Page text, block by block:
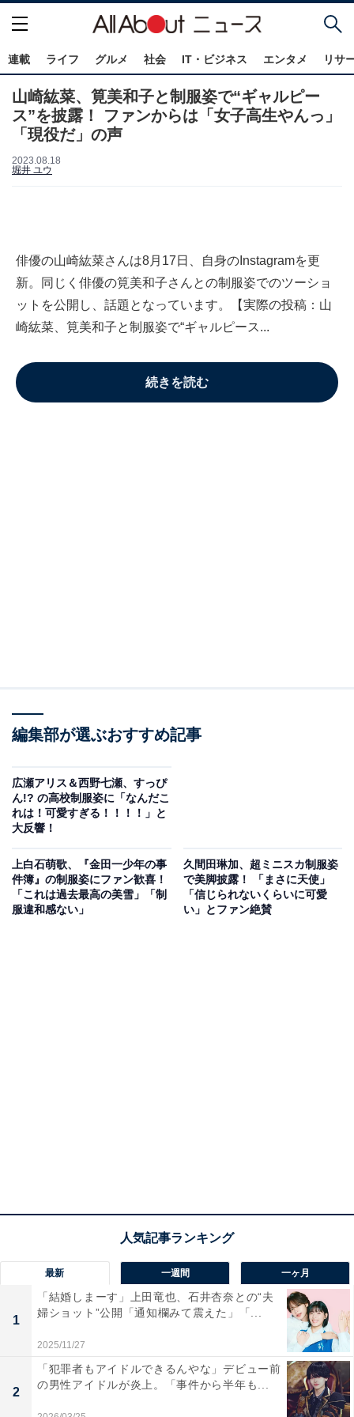
連載 ライフ グルメ 社会 IT・ビジネス エンタメ リサ
山崎紘菜、筧美和子と制服姿で“ギャルピー
ス”を披露！ ファンからは「女子高生やんっ」
「現役だ」の声
2023.08.18
堀井 ユウ
俳優の山崎紘菜さんは8月17日、自身のInstagramを更
新。同じく俳優の筧美和子さんとの制服姿でのツーショ
ットを公開し、話題となっています。【実際の投稿：山
崎紘菜、筧美和子と制服姿で“ギャルピース...
続きを読む
編集部が選ぶおすすめ記事
広瀬アリス＆西野七瀬、すっぴ
ん!? の高校制服姿に「なんだこ
れは！可愛すぎる！！！！」と
大反響！
上白石萌歌、『金田一少年の事
件簿』の制服姿にファン歓喜！
「これは過去最高の美雪」「制
服違和感ない」
久間田琳加、超ミニスカ制服姿
で美脚披露！ 「まさに天使」
「信じられないくらいに可愛
い」とファン絶賛
最新 一週間 一ヶ月
1
「結婚しまーす」上田竜也、石井杏奈との“夫
婦ショット”公開「通知欄みて震えた」「...
2025/11/27
2
「犯罪者もアイドルできるんやな」デビュー前
の男性アイドルが炎上。「事件から半年も...